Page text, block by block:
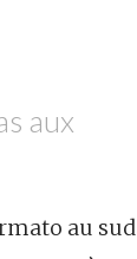
aux
au sud